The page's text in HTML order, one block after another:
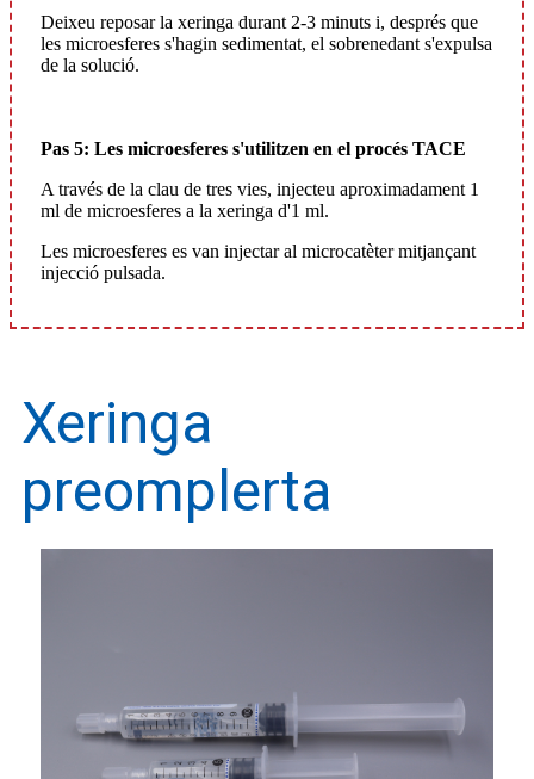
Deixeu reposar la xeringa durant 2-3 minuts i, després que
les microesferes s'hagin sedimentat, el sobrenedant s'expulsa
de la solució.
Pas 5: Les microesferes s'utilitzen en el procés TACE
A través de la clau de tres vies, injecteu aproximadament 1
ml de microesferes a la xeringa d'1 ml.
Les microesferes es van injectar al microcatèter mitjançant
injecció pulsada.
Xeringa
preomplerta